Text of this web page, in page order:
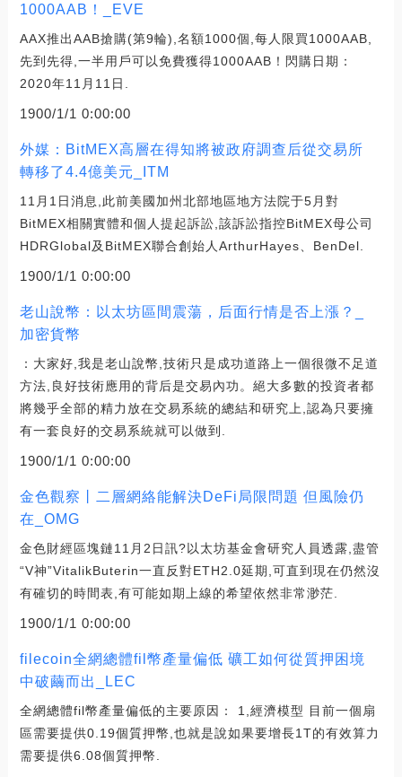
1000AAB！_EVE
AAX推出AAB搶購(第9輪),名額1000個,每人限買1000AAB,
先到先得,一半用戶可以免費獲得1000AAB！閃購日期：
2020年11月11日.
1900/1/1 0:00:00
外媒：BitMEX高層在得知將被政府調查后從交易所
轉移了4.4億美元_ITM
11月1日消息,此前美國加州北部地區地方法院于5月對
BitMEX相關實體和個人提起訴訟,該訴訟指控BitMEX母公司
HDRGlobal及BitMEX聯合創始人ArthurHayes、BenDel.
1900/1/1 0:00:00
老山說幣：以太坊區間震蕩，后面行情是否上漲？_
加密貨幣
：大家好,我是老山說幣,技術只是成功道路上一個很微不足道
方法,良好技術應用的背后是交易內功。絕大多數的投資者都
將幾乎全部的精力放在交易系統的總結和研究上,認為只要擁
有一套良好的交易系統就可以做到.
1900/1/1 0:00:00
金色觀察丨二層網絡能解決DeFi局限問題 但風險仍
在_OMG
金色財經區塊鏈11月2日訊?以太坊基金會研究人員透露,盡管
“V神”VitalikButerin一直反對ETH2.0延期,可直到現在仍然沒
有確切的時間表,有可能如期上線的希望依然非常渺茫.
1900/1/1 0:00:00
filecoin全網總體fil幣產量偏低 礦工如何從質押困境
中破繭而出_LEC
全網總體fil幣產量偏低的主要原因： 1,經濟模型 目前一個扇
區需要提供0.19個質押幣,也就是說如果要增長1T的有效算力
需要提供6.08個質押幣.